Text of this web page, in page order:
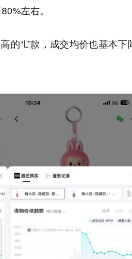
左右。
的“L”款，成交均价也基本下